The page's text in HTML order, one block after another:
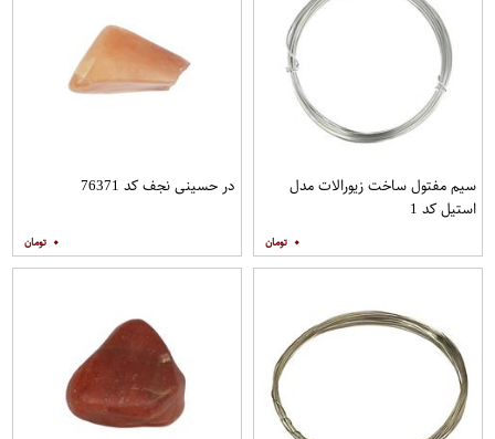
سیم مفتول ساخت زیورالات مدل
استیل کد 1
۰
در حسینی نجف کد 76371
۰